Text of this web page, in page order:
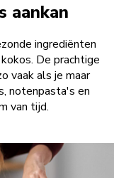
aankan
ingrediënten
De prachtige
vaak als je maar
notenpasta's en
van tijd.